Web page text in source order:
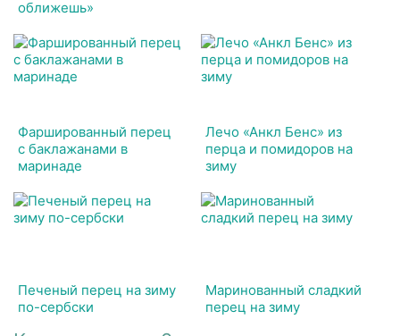
оближешь»
Фаршированный перец
с баклажанами в
маринаде
Лечо «Анкл Бенс» из
перца и помидоров на
зиму
Печеный перец на зиму
по-сербски
Маринованный сладкий
перец на зиму